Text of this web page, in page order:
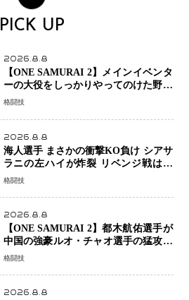
PICK UP
2026.8.8
【ONE SAMURAI 2】メインイベンタ
ーの大役をしっかりやってのけた野杁
正明が衝撃のリベンジ！ リウ・メン
ーで完全決着
格闘技
2026.8.8
海人選手 まさかの衝撃KO負け シアサ
ラニの左ハイが炸裂 リベンジ戦は一
瞬で決着
格闘技
2026.8.8
【ONE SAMURAI 2】都木航佑選手が
中国の強豪ルオ・チャオ選手の猛攻を
受けながらも的確な攻撃で応戦 最後
格闘技
2026.8.8